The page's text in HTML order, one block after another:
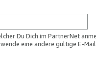
Du Dich im PartnerNet
eine andere gültige E-